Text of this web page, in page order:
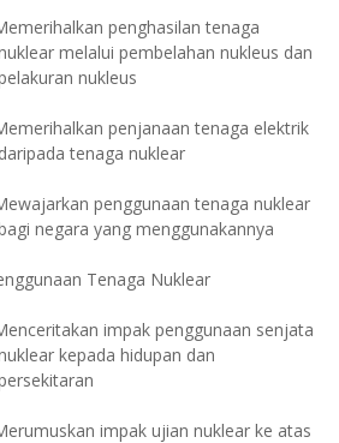
penghasilan tenaga
melalui pembelahan nukleus dan
nukleus
penjanaan tenaga elektrik
daripada tenaga nuklear
penggunaan tenaga nuklear
negara yang menggunakannya
Tenaga Nuklear
impak penggunaan senjata
kepada hidupan dan
impak ujian nuklear ke atas